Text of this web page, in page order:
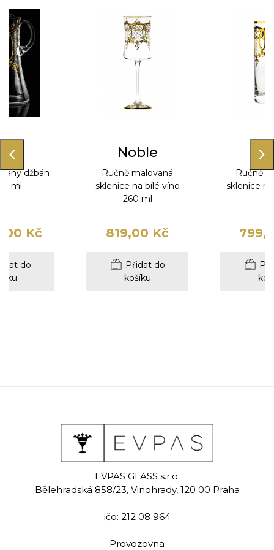
džbán
ml
Kč
do
Noble
Ručně malovaná
sklenice na bílé víno
260 ml
819,00 Kč
Přidat do
košíku
Ručně
sklenice
Evpas
Ručně rytá sklenice na
likér 60 ml
1 199,00 Kč
EVPAS GLASS s.r.o.
Bělehradská 858/23, Vinohrady, 120 00 Praha
ičo: 212 08 964
Provozovna